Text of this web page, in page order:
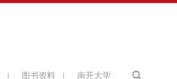
图书资料 南开大学